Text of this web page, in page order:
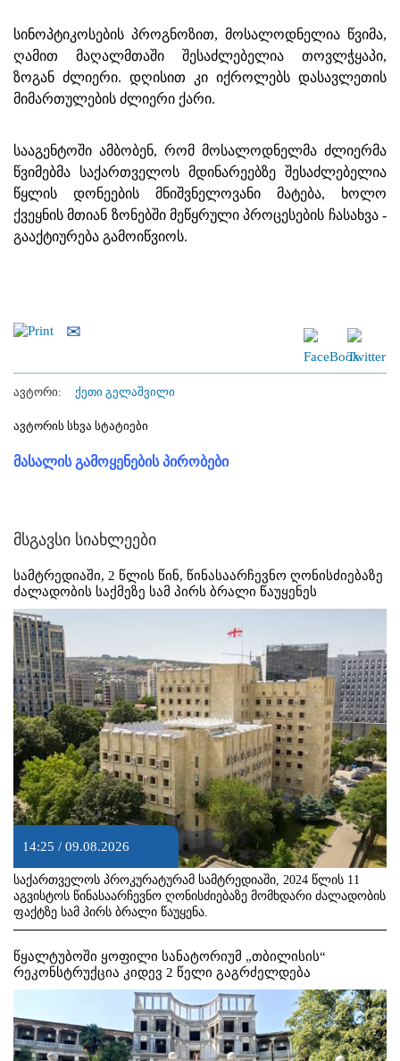
სინოპტიკოსების პროგნოზით, მოსალოდნელია წვიმა,
ღამით მაღალმთაში შესაძლებელია თოვლჭყაპი,
ზოგან ძლიერი. დღისით კი იქროლებს დასავლეთის
მიმართულების ძლიერი ქარი.
სააგენტოში ამბობენ, რომ მოსალოდნელმა ძლიერმა
წვიმებმა საქართველოს მდინარეებზე შესაძლებელია
წყლის დონეების მნიშვნელოვანი მატება, ხოლო
ქვეყნის მთიან ზონებში მეწყრული პროცესების ჩასახვა -
გააქტიურება გამოიწვიოს.
ავტორი: ქეთი გელაშვილი
ავტორის სხვა სტატიები
მასალის გამოყენების პირობები
მსგავსი სიახლეები
სამტრედიაში, 2 წლის წინ, წინასაარჩევნო ღონისძიებაზე
ძალადობის საქმეზე სამ პირს ბრალი წაუყენეს
14:25 / 09.08.2026
საქართველოს პროკურატურამ სამტრედიაში, 2024 წლის 11
აგვისტოს წინასაარჩევნო ღონისძიებაზე მომხდარი ძალადობის
ფაქტზე სამ პირს ბრალი წაუყენა.
წყალტუბოში ყოფილი სანატორიუმ „თბილისის“
რეკონსტრუქცია კიდევ 2 წელი გაგრძელდება